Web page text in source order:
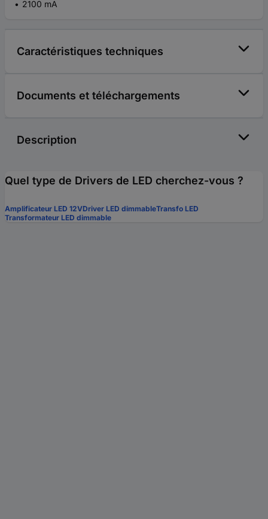
2100 mA
Caractéristiques techniques
Documents et téléchargements
Description
Quel type de Drivers de LED cherchez-vous ?
Amplificateur LED 12VDriver LED dimmableTransfo LED
Transformateur LED dimmable